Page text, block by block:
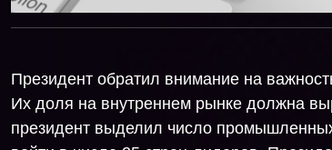
Президент обратил внимание на
Их доля на внутреннем рынке должна
президент выделил число